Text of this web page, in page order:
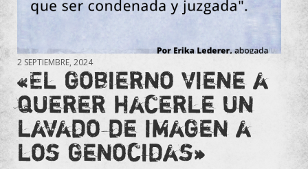
2 SEPTIEMBRE, 2024
«El gobierno viene a
querer hacerle un
lavado de imagen a
los genocidas»